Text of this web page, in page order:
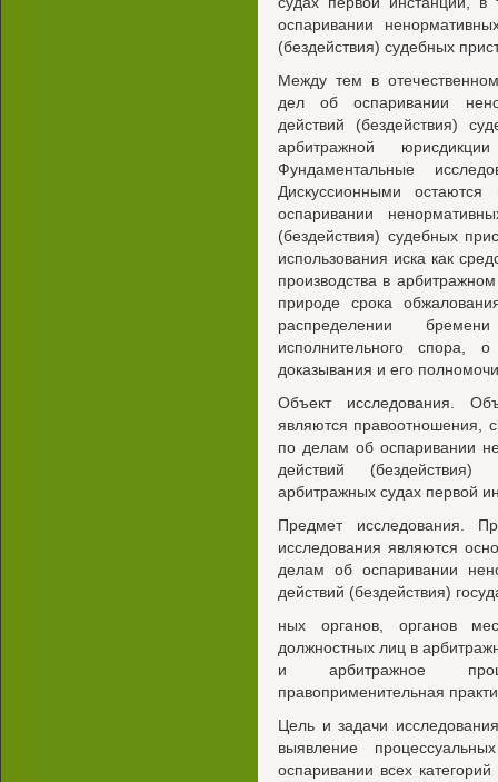
оспаривании
(бездействия) судебных
Между тем в
дел об оспаривании
действий (бездействия)
арбитражной
Фундаментальные
Дискуссионными
оспаривании
(бездействия) судебных
использования иска как
производства в
природе срока
распределении
исполнительного спора,
доказывания и его
Объект исследования.
являются правоотношения,
по делам об оспаривании
действий (бездействия)
арбитражных судах первой
Предмет исследования.
исследования являются
делам об оспаривании
действий (бездействия)
ных органов, органов
должностных лиц в
и арбитражное
правоприменительная
Цель и задачи
выявление
оспаривании всех